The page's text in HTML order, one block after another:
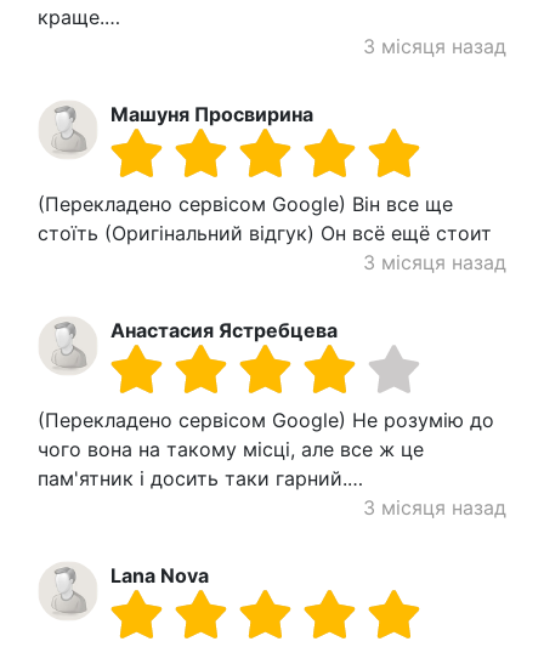
краще.…
3 місяця назад
Машуня Просвирина
(Перекладено сервісом Google) Він все ще
стоїть (Оригінальний відгук) Он всё ещё стоит
3 місяця назад
Анастасия Ястребцева
(Перекладено сервісом Google) Не розумію до
чого вона на такому місці, але все ж це
пам'ятник і досить таки гарний.…
3 місяця назад
Lana Nova